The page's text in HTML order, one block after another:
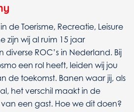
in de Toerisme, Recreatie, Leisure
zijn wij al ruim 15 jaar
ROC’s in Nederland. Bij
een rol heeft, leiden wij jou
de toekomst. Banen waar jij, als
het verschil maakt in de
een gast. Hoe we dit doen?